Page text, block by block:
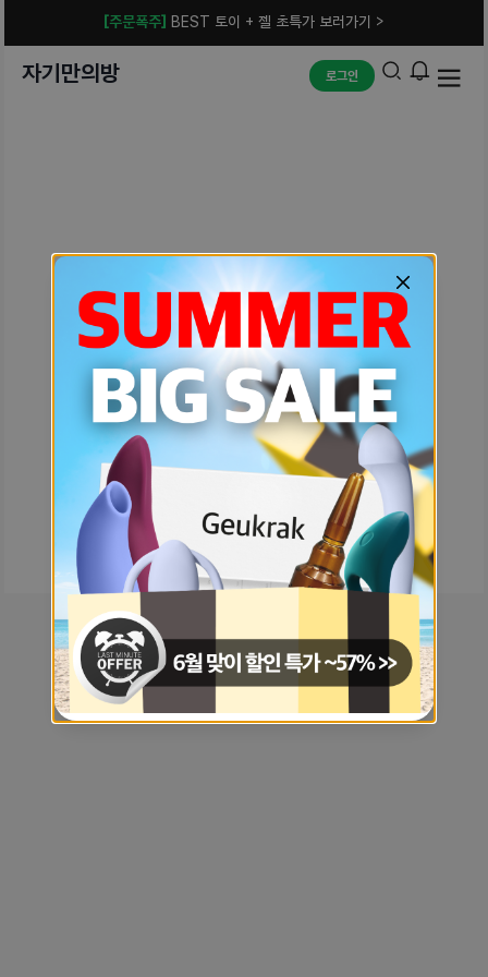
[주문폭주] BEST 토이 + 젤 초특가 보러가기 >
자기만의방 로그인
예상치 못한 에러입니다.